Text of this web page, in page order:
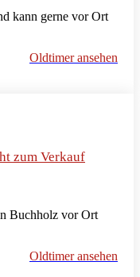
kann gerne vor Ort
Oldtimer ansehen
zum Verkauf
Buchholz vor Ort
Oldtimer ansehen